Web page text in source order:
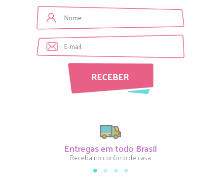
Entregas em todo Brasil
Receba no conforto de casa